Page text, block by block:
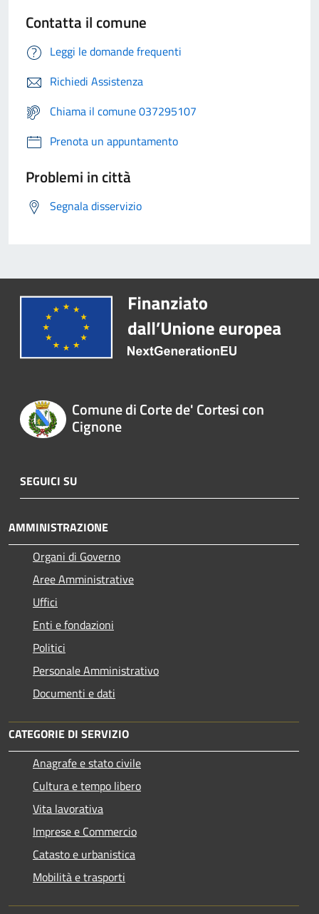
Contatta il comune
Leggi le domande frequenti
Richiedi Assistenza
Chiama il comune 037295107
Prenota un appuntamento
Problemi in città
Segnala disservizio
Comune di Corte de' Cortesi con
Cignone
SEGUICI SU
AMMINISTRAZIONE
Organi di Governo
Aree Amministrative
Uffici
Enti e fondazioni
Politici
Personale Amministrativo
Documenti e dati
CATEGORIE DI SERVIZIO
Anagrafe e stato civile
Cultura e tempo libero
Vita lavorativa
Imprese e Commercio
Catasto e urbanistica
Mobilità e trasporti